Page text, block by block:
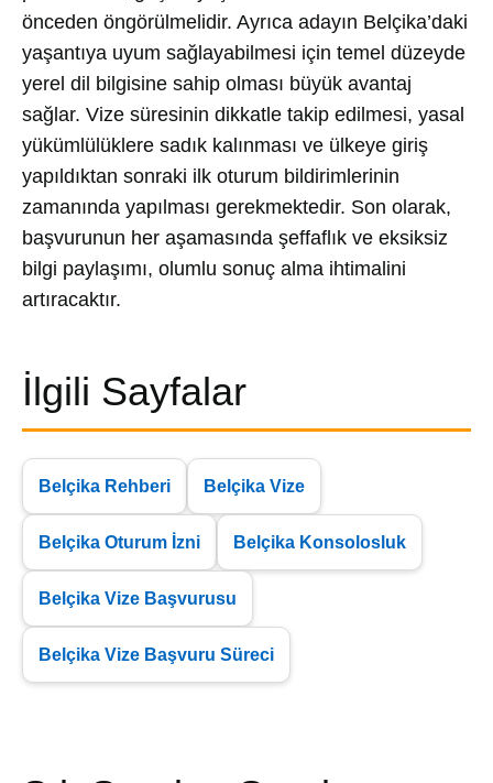
önceden öngörülmelidir. Ayrıca adayın Belçika’daki
yaşantıya uyum sağlayabilmesi için temel düzeyde
yerel dil bilgisine sahip olması büyük avantaj
sağlar. Vize süresinin dikkatle takip edilmesi, yasal
yükümlülüklere sadık kalınması ve ülkeye giriş
yapıldıktan sonraki ilk oturum bildirimlerinin
zamanında yapılması gerekmektedir. Son olarak,
başvurunun her aşamasında şeffaflık ve eksiksiz
bilgi paylaşımı, olumlu sonuç alma ihtimalini
artıracaktır.
İlgili Sayfalar
Belçika Rehberi Belçika Vize
Belçika Oturum İzni Belçika Konsolosluk
Belçika Vize Başvurusu
Belçika Vize Başvuru Süreci